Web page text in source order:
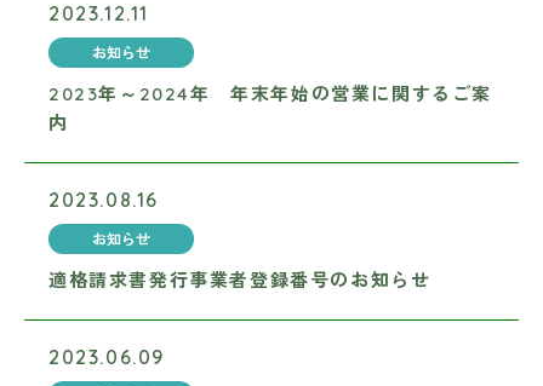
2023.12.11
お知らせ
2023年～2024年 年末年始の営業に関するご案
内
2023.08.16
お知らせ
適格請求書発行事業者登録番号のお知らせ
2023.06.09